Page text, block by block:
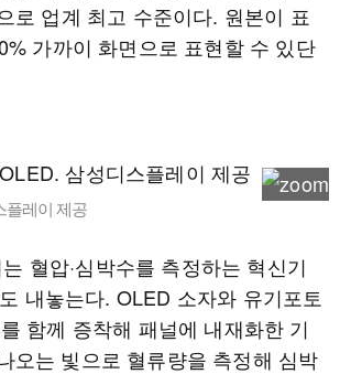
로 업계 최고 수준이다. 원본이 표
가까이 화면으로 표현할 수 있단
플레이 제공
혈압·심박수를 측정하는 혁신기
내놓는다. OLED 소자와 유기포토
함께 증착해 패널에 내재화한 기
오는 빛으로 혈류량을 측정해 심박